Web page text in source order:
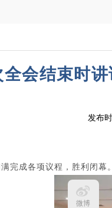
微博
会结束时
发布
完成各项议程，胜利闭幕